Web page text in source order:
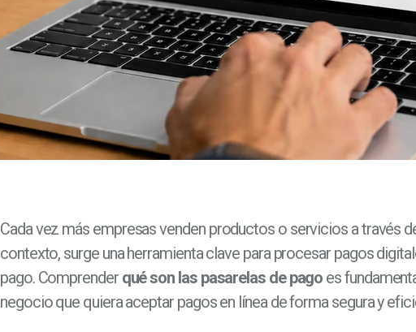
Cada vez más empresas venden productos o servicios a través
contexto, surge una herramienta clave para procesar pagos
pago. Comprender qué son las pasarelas de pago es
negocio que quiera aceptar pagos en línea de forma segura y